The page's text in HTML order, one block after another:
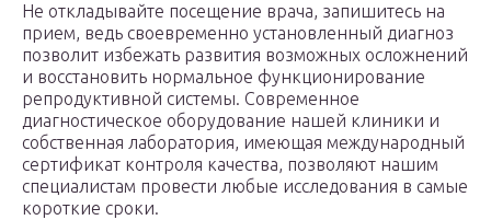
Не откладывайте посещение врача, запишитесь на
прием, ведь своевременно установленный диагноз
позволит избежать развития возможных осложнений
и восстановить нормальное функционирование
репродуктивной системы. Современное
диагностическое оборудование нашей клиники и
собственная лаборатория, имеющая международный
сертификат контроля качества, позволяют нашим
специалистам провести любые исследования в самые
короткие сроки.